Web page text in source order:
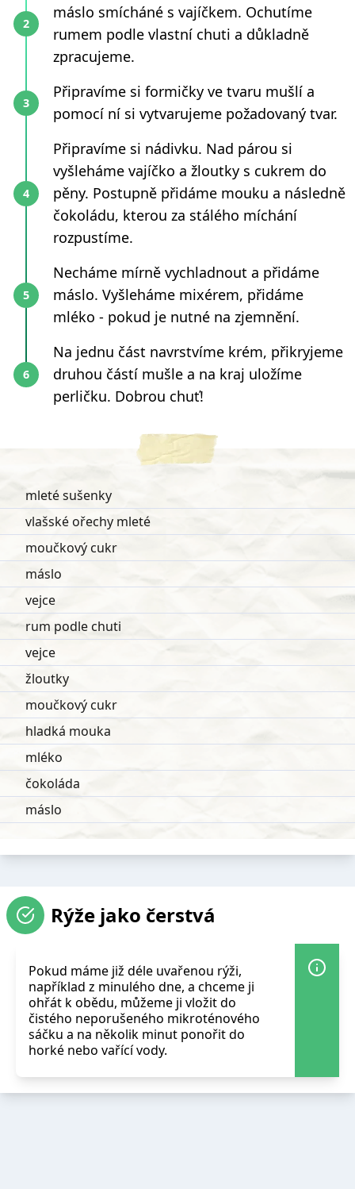
máslo smícháné s vajíčkem. Ochutíme
rumem podle vlastní chuti a důkladně
zpracujeme.
Připravíme si formičky ve tvaru mušlí a
pomocí ní si vytvarujeme požadovaný tvar.
Připravíme si nádivku. Nad párou si
vyšleháme vajíčko a žloutky s cukrem do
pěny. Postupně přidáme mouku a následně
čokoládu, kterou za stálého míchání
rozpustíme.
Necháme mírně vychladnout a přidáme
máslo. Vyšleháme mixérem, přidáme
mléko - pokud je nutné na zjemnění.
Na jednu část navrstvíme krém, přikryjeme
druhou částí mušle a na kraj uložíme
perličku. Dobrou chuť!
mleté sušenky
vlašské ořechy mleté
moučkový cukr
máslo
vejce
rum podle chuti
vejce
žloutky
moučkový cukr
hladká mouka
mléko
čokoláda
máslo
Rýže jako čerstvá
Pokud máme již déle uvařenou rýži,
například z minulého dne, a chceme ji
ohřát k obědu, můžeme ji vložit do
čistého neporušeného mikroténového
sáčku a na několik minut ponořit do
horké nebo vařící vody.